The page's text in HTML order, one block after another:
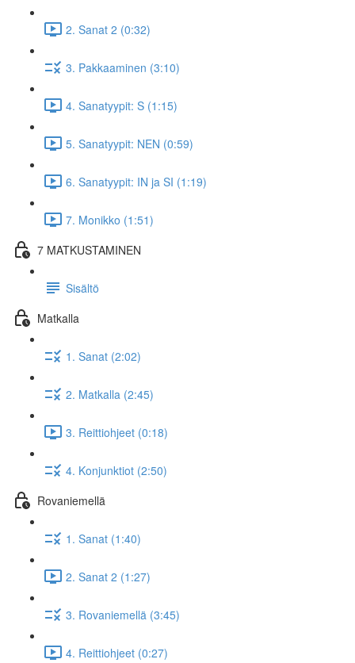
2. Sanat 2 (0:32)
3. Pakkaaminen (3:10)
4. Sanatyypit: S (1:15)
5. Sanatyypit: NEN (0:59)
6. Sanatyypit: IN ja SI (1:19)
7. Monikko (1:51)
7 MATKUSTAMINEN
Sisältö
Matkalla
1. Sanat (2:02)
2. Matkalla (2:45)
3. Reittiohjeet (0:18)
4. Konjunktiot (2:50)
Rovaniemellä
1. Sanat (1:40)
2. Sanat 2 (1:27)
3. Rovaniemellä (3:45)
4. Reittiohjeet (0:27)